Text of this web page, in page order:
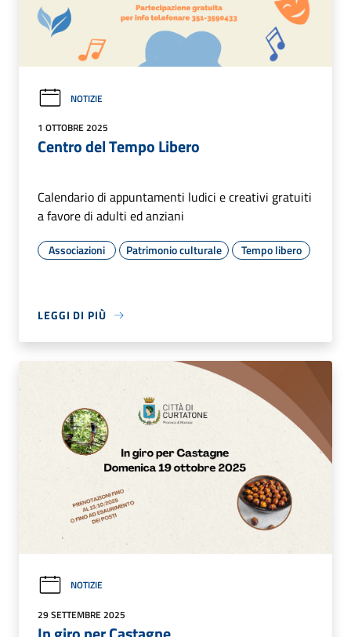
NOTIZIE
1 OTTOBRE 2025
Centro del Tempo Libero
Calendario di appuntamenti ludici e creativi gratuiti
a favore di adulti ed anziani
Associazioni Patrimonio culturale Tempo libero
LEGGI DI PIÙ
NOTIZIE
29 SETTEMBRE 2025